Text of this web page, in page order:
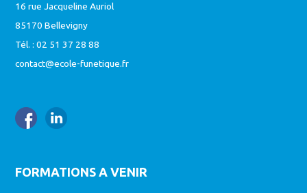
16 rue Jacqueline Auriol
85170 Bellevigny
Tél. : 02 51 37 28 88
contact@ecole-funetique.fr
FORMATIONS A VENIR